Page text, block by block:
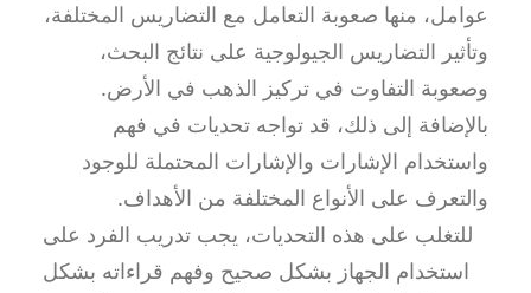
عوامل، منها صعوبة التعامل مع التضاريس المختلفة،
وتأثير التضاريس الجيولوجية على نتائج البحث،
وصعوبة التفاوت في تركيز الذهب في الأرض.
بالإضافة إلى ذلك، قد تواجه تحديات في فهم
واستخدام الإشارات والإشارات المحتملة للوجود
والتعرف على الأنواع المختلفة من الأهداف.
للتغلب على هذه التحديات، يجب تدريب الفرد على
استخدام الجهاز بشكل صحيح وفهم قراءاته بشكل